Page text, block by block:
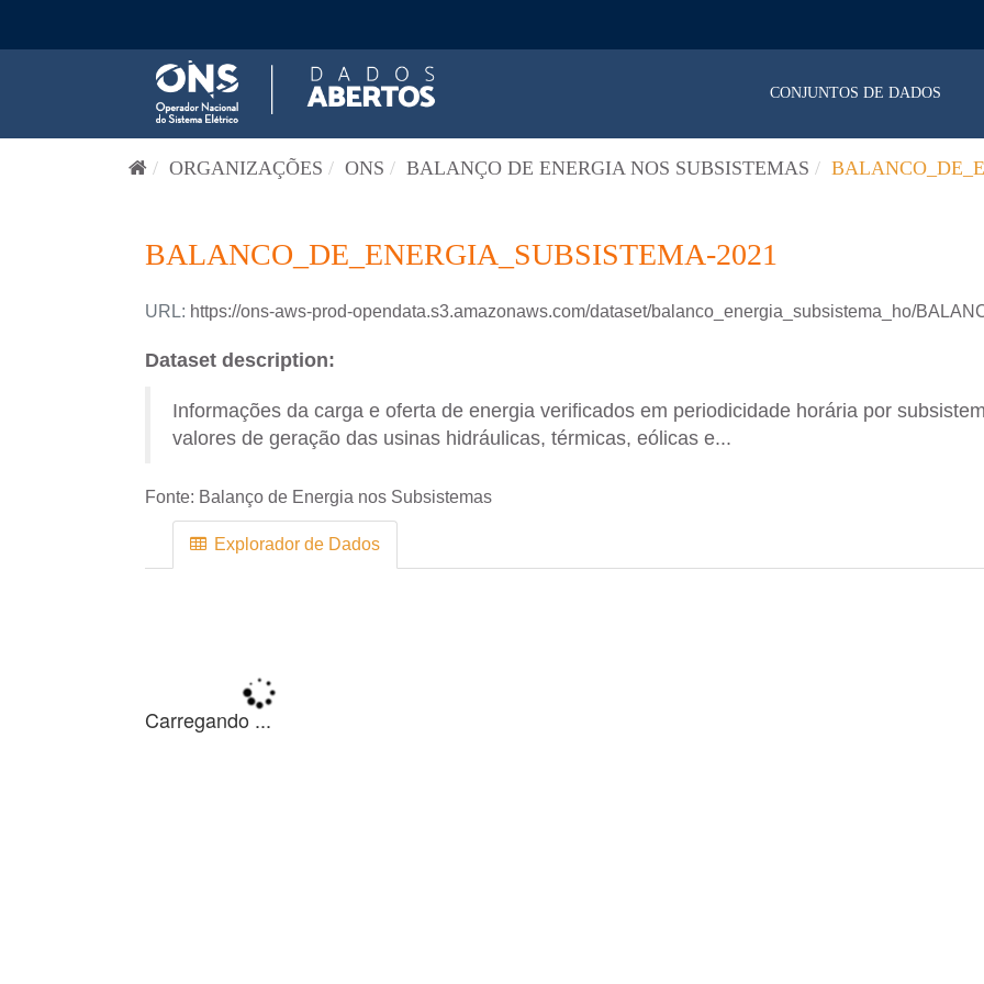
CONJUNTOS DE DADOS
ORGANIZAÇÕES ONS BALANÇO DE ENERGIA NOS SUBSISTEMAS
BALANCO_DE_ENERGIA_SUBSISTEMA-2021
URL: https://ons-aws-prod-opendata.s3.amazonaws.com/dataset/balanco_energia_subsistema_ho/
Dataset description:
Informações da carga e oferta de energia verificados em periodicidade horária por
valores de geração das usinas hidráulicas, térmicas, eólicas e...
Fonte: Balanço de Energia nos Subsistemas
Explorador de Dados